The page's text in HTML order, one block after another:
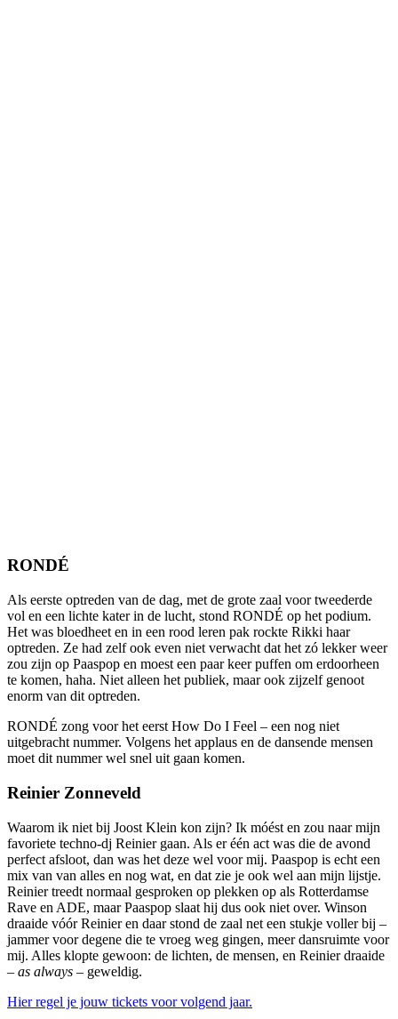
RONDÉ
Als eerste optreden van de dag, met de grote zaal voor tweederde
vol en een lichte kater in de lucht, stond RONDÉ op het podium.
Het was bloedheet en in een rood leren pak rockte Rikki haar
optreden. Ze had zelf ook even niet verwacht dat het zó lekker weer
zou zijn op Paaspop en moest een paar keer puffen om erdoorheen
te komen, haha. Niet alleen het publiek, maar ook zijzelf genoot
enorm van dit optreden.
RONDÉ zong voor het eerst How Do I Feel – een nog niet
uitgebracht nummer. Volgens het applaus en de dansende mensen
moet dit nummer wel snel uit gaan komen.
Reinier Zonneveld
Waarom ik niet bij Joost Klein kon zijn? Ik móést en zou naar mijn
favoriete techno-dj Reinier gaan. Als er één act was die de avond
perfect afsloot, dan was het deze wel voor mij. Paaspop is echt een
mix van van alles en nog wat, en dat zie je ook wel aan mijn lijstje.
Reinier treedt normaal gesproken op plekken op als Rotterdamse
Rave en ADE, maar Paaspop slaat hij dus ook niet over. Winson
draaide vóór Reinier en daar stond de zaal net een stukje voller bij –
jammer voor degene die te vroeg weg gingen, meer dansruimte voor
mij. Alles klopte gewoon: de lichten, de mensen, en Reinier draaide
– as always – geweldig.
Hier regel je jouw tickets voor volgend jaar.